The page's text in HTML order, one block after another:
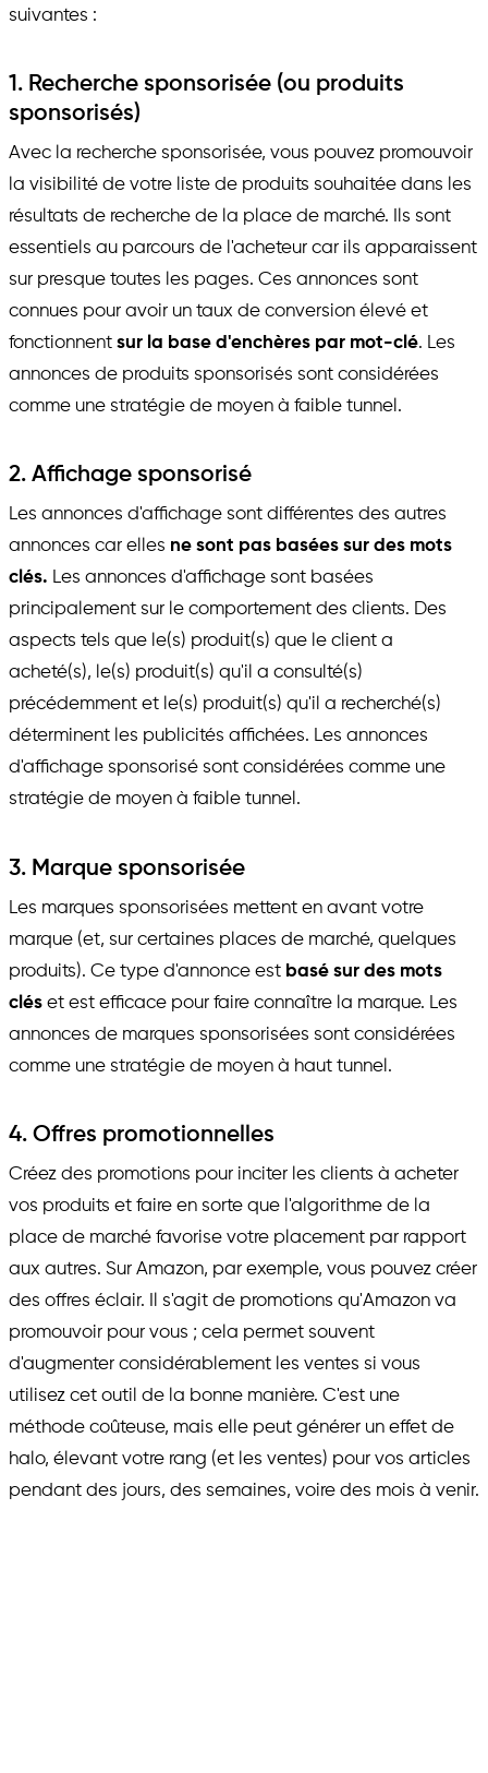
suivantes :
1. Recherche sponsorisée (ou produits
sponsorisés)
Avec la recherche sponsorisée, vous pouvez promouvoir
la visibilité de votre liste de produits souhaitée dans les
résultats de recherche de la place de marché. Ils sont
essentiels au parcours de l'acheteur car ils apparaissent
sur presque toutes les pages. Ces annonces sont
connues pour avoir un taux de conversion élevé et
fonctionnent sur la base d'enchères par mot-clé. Les
annonces de produits sponsorisés sont considérées
comme une stratégie de moyen à faible tunnel.
2. Affichage sponsorisé
Les annonces d'affichage sont différentes des autres
annonces car elles ne sont pas basées sur des mots
clés. Les annonces d'affichage sont basées
principalement sur le comportement des clients. Des
aspects tels que le(s) produit(s) que le client a
acheté(s), le(s) produit(s) qu'il a consulté(s)
précédemment et le(s) produit(s) qu'il a recherché(s)
déterminent les publicités affichées. Les annonces
d'affichage sponsorisé sont considérées comme une
stratégie de moyen à faible tunnel.
3. Marque sponsorisée
Les marques sponsorisées mettent en avant votre
marque (et, sur certaines places de marché, quelques
produits). Ce type d'annonce est basé sur des mots
clés et est efficace pour faire connaître la marque. Les
annonces de marques sponsorisées sont considérées
comme une stratégie de moyen à haut tunnel.
4. Offres promotionnelles
Créez des promotions pour inciter les clients à acheter
vos produits et faire en sorte que l'algorithme de la
place de marché favorise votre placement par rapport
aux autres. Sur Amazon, par exemple, vous pouvez créer
des offres éclair. Il s'agit de promotions qu'Amazon va
promouvoir pour vous ; cela permet souvent
d'augmenter considérablement les ventes si vous
utilisez cet outil de la bonne manière. C'est une
méthode coûteuse, mais elle peut générer un effet de
halo, élevant votre rang (et les ventes) pour vos articles
pendant des jours, des semaines, voire des mois à venir.